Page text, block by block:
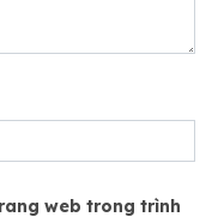
web trong trình